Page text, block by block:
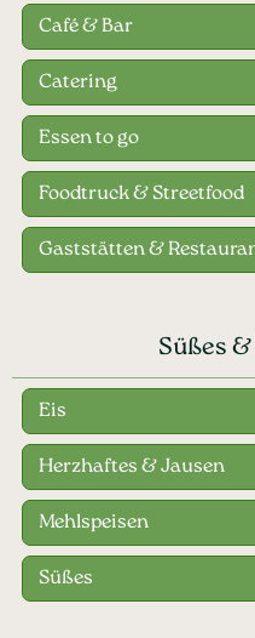
Café & Bar
Catering
Essen to go
Foodtruck & Streetfood
Gaststätten &
Süßes
Eis
Herzhaftes & Jausen
Mehlspeisen
Süßes